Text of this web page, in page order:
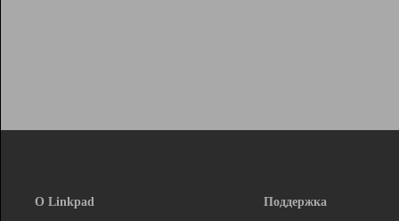
О Linkpad
Поддержка